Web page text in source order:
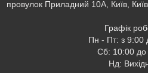
провулок Приладний 10А, Київ,
Графік
Пн - Пт: з 9:00
Сб: 10:00 до
Нд: